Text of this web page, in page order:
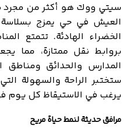
سيتي ووك هو أكثر من مجرد
العيش في حي يمزج بسلاسة
الخضراء الهادئة. تتمتع
بروابط نقل ممتازة، مما
المدارس والحدائق
ستختبر الراحة والسهولة
يرغب في الاستيقاظ كل يوم
مرافق حديثة لنمط حياة مريح